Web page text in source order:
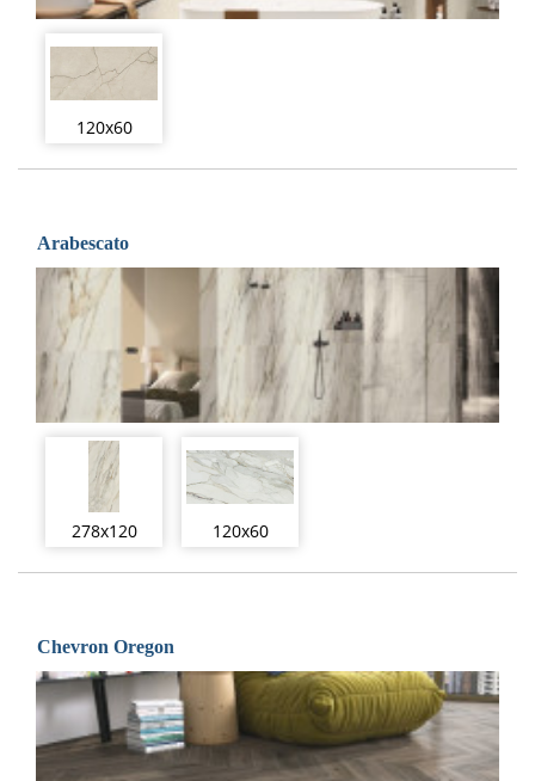
120x60
Arabescato
278x120 120x60
Chevron Oregon